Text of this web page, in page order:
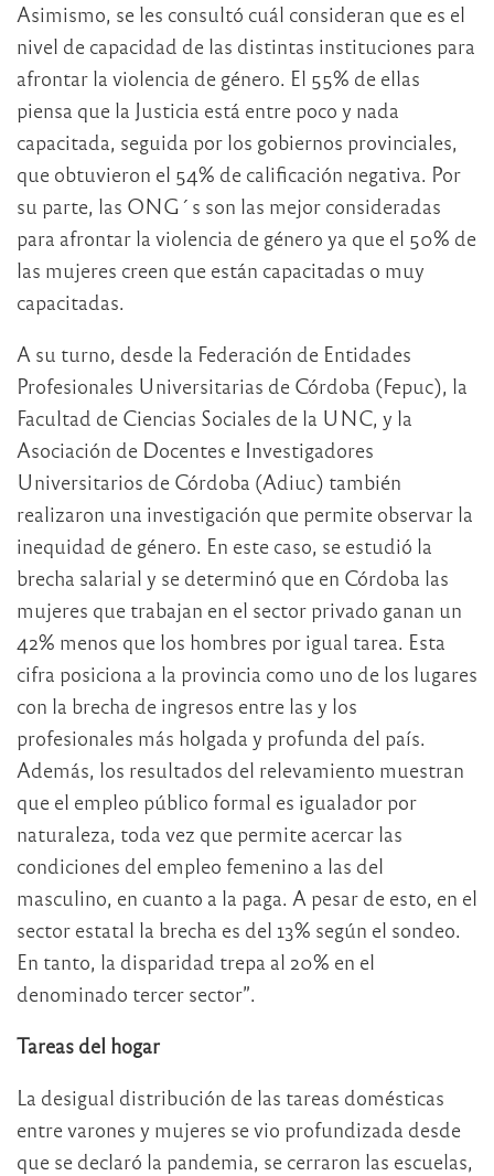
Asimismo, se les consultó cuál consideran que es el
nivel de capacidad de las distintas instituciones para
afrontar la violencia de género. El 55% de ellas
piensa que la Justicia está entre poco y nada
capacitada, seguida por los gobiernos provinciales,
que obtuvieron el 54% de calificación negativa. Por
su parte, las ONG´s son las mejor consideradas
para afrontar la violencia de género ya que el 50% de
las mujeres creen que están capacitadas o muy
capacitadas.
A su turno, desde la Federación de Entidades
Profesionales Universitarias de Córdoba (Fepuc), la
Facultad de Ciencias Sociales de la UNC, y la
Asociación de Docentes e Investigadores
Universitarios de Córdoba (Adiuc) también
realizaron una investigación que permite observar la
inequidad de género. En este caso, se estudió la
brecha salarial y se determinó que en Córdoba las
mujeres que trabajan en el sector privado ganan un
42% menos que los hombres por igual tarea. Esta
cifra posiciona a la provincia como uno de los lugares
con la brecha de ingresos entre las y los
profesionales más holgada y profunda del país.
Además, los resultados del relevamiento muestran
que el empleo público formal es igualador por
naturaleza, toda vez que permite acercar las
condiciones del empleo femenino a las del
masculino, en cuanto a la paga. A pesar de esto, en el
sector estatal la brecha es del 13% según el sondeo.
En tanto, la disparidad trepa al 20% en el
denominado tercer sector”.
Tareas del hogar
La desigual distribución de las tareas domésticas
entre varones y mujeres se vio profundizada desde
que se declaró la pandemia, se cerraron las escuelas,